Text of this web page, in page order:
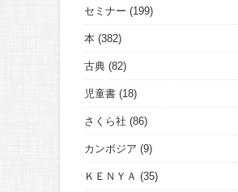
セミナー (199)
本 (382)
古典 (82)
児童書 (18)
さくら社 (86)
カンボジア (9)
ＫＥＮＹＡ (35)